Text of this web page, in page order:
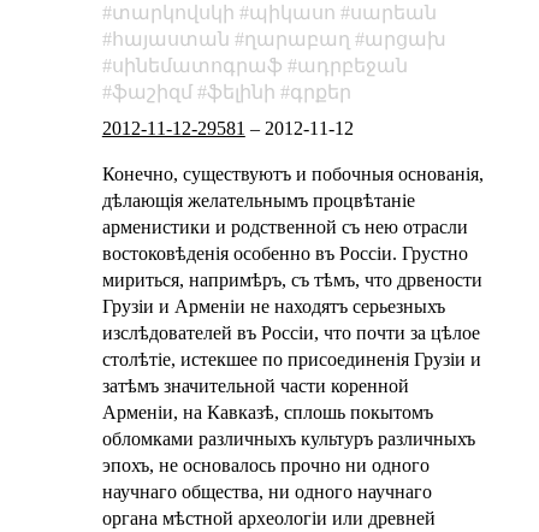
տարկովսկի
պիկասո
սարեան
հայաստան
ղարաբաղ
արցախ
սինեմատոգրաֆ
ադրբեջան
ֆաշիզմ
ֆելինի
գրքեր
2012-11-12-29581 – 2012-11-12
Конечно, существуютъ и побочныя основанiя,
дѣлающiя желательнымъ процвѣтанiе
арменистики и родственной съ нею отрасли
востоковѣденiя особенно въ Россiи. Грустно
мириться, напримѣръ, съ тѣмъ, что дрвености
Грузiи и Арменiи не находятъ серьезныхъ
изслѣдователей въ Россiи, что почти за цѣлое
столѣтiе, истекшее по присоединенiя Грузiи и
затѣмъ значительной части коренной
Арменiи, на Кавказѣ, сплошь покытомъ
обломками различныхъ культуръ различныхъ
эпохъ, не основалось прочно ни одного
научнаго общества, ни одного научнаго
органа мѣстной археологiи или древней